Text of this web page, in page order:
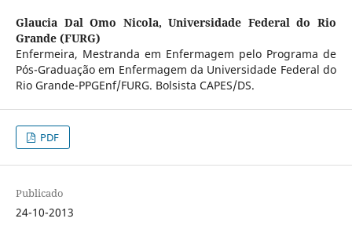
Glaucia Dal Omo Nicola,Universidade Federal do Rio
Grande (FURG)
Enfermeira, Mestranda em Enfermagem pelo Programa de
Pós-Graduação em Enfermagem da Universidade Federal do
Rio Grande-PPGEnf/FURG. Bolsista CAPES/DS.
PDF
Publicado
24-10-2013